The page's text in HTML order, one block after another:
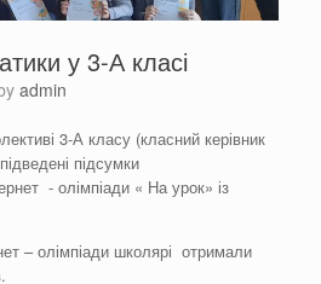
у 3-А класі
admin
3-А класу (класний керівник
підсумки
- олімпіади « На урок» із
– олімпіади школярі отримали